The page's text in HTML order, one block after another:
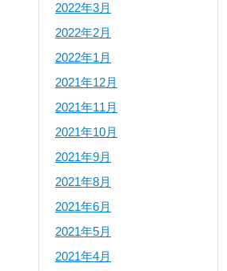
2022年3月
2022年2月
2022年1月
2021年12月
2021年11月
2021年10月
2021年9月
2021年8月
2021年6月
2021年5月
2021年4月